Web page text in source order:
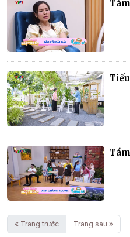
« Trang trước Trang sau »